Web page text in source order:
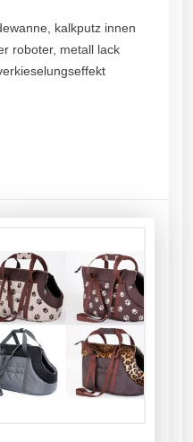
kalkputz innen
roboter, metall lack